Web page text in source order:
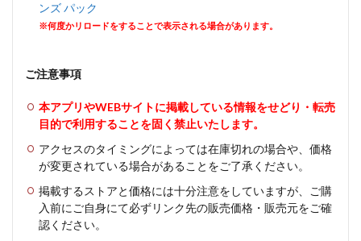
ンズ パック
※何度かリロードをすることで表示される場合があります。
ご注意事項
本アプリやWEBサイトに掲載している情報をせどり・転売
目的で利用することを固く禁止いたします。
アクセスのタイミングによっては在庫切れの場合や、価格
が変更されている場合があることをご了承ください。
掲載するストアと価格には十分注意をしていますが、ご購
入前にご自身にて必ずリンク先の販売価格・販売元をご確
認ください。